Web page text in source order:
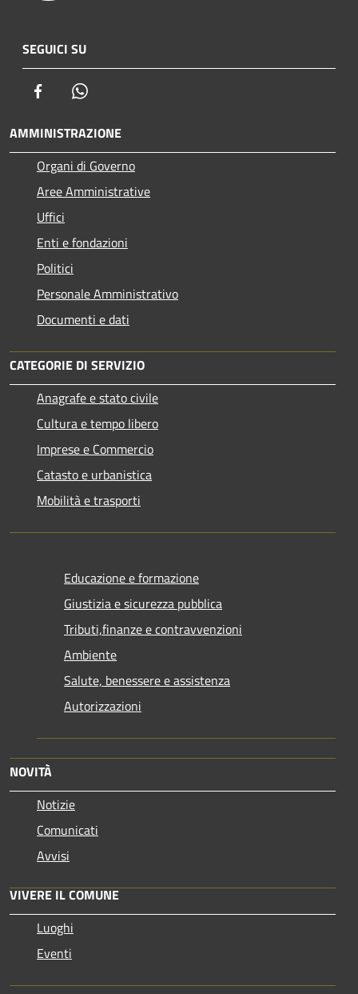
SEGUICI SU
Facebook
AMMINISTRAZIONE
Organi di Governo
Aree Amministrative
Uffici
Enti e fondazioni
Politici
Personale Amministrativo
Documenti e dati
CATEGORIE DI SERVIZIO
Anagrafe e stato civile
Cultura e tempo libero
Imprese e Commercio
Catasto e urbanistica
Mobilità e trasporti
Educazione e formazione
Giustizia e sicurezza pubblica
Tributi,finanze e contravvenzioni
Ambiente
Salute, benessere e assistenza
Autorizzazioni
NOVITÀ
Notizie
Comunicati
Avvisi
VIVERE IL COMUNE
Luoghi
Eventi